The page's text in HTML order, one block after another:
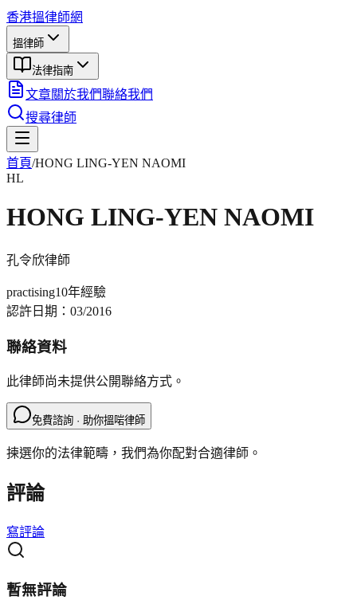
香港搵律師網
搵律師
法律指南
文章關於我們聯絡我們
搜尋律師
首頁/HONG LING-YEN NAOMI
HL
HONG LING-YEN NAOMI
孔令欣律師
practising10年經驗
認許日期： 03/2016
聯絡資料
此律師尚未提供公開聯絡方式。
免費諮詢 · 助你搵啱律師
揀選你的法律範疇，我們為你配對合適律師。
評論
寫評論
暫無評論